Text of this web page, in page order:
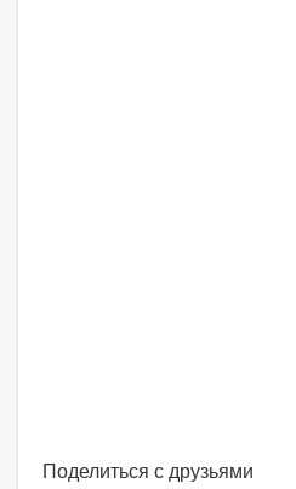
Поделиться с друзьями